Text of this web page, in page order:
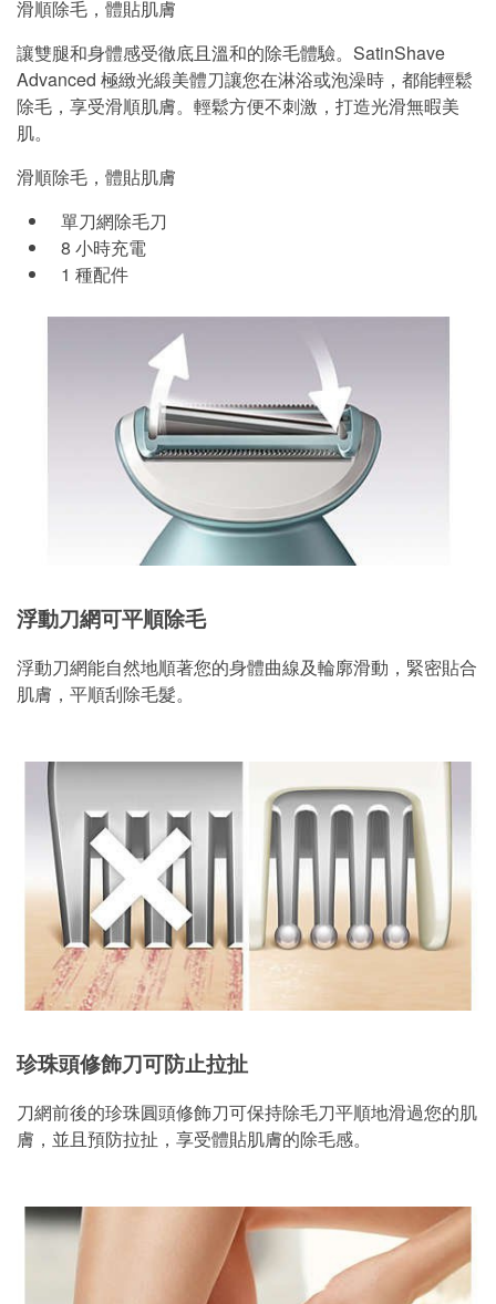
滑順除毛，體貼肌膚
讓雙腿和身體感受徹底且溫和的除毛體驗。SatinShave
Advanced 極緻光緞美體刀讓您在淋浴或泡澡時，都能輕鬆
除毛，享受滑順肌膚。輕鬆方便不刺激，打造光滑無暇美
肌。
滑順除毛，體貼肌膚
單刀網除毛刀
8 小時充電
1 種配件
浮動刀網可平順除毛
浮動刀網能自然地順著您的身體曲線及輪廓滑動，緊密貼合
肌膚，平順刮除毛髮。
珍珠頭修飾刀可防止拉扯
刀網前後的珍珠圓頭修飾刀可保持除毛刀平順地滑過您的肌
膚，並且預防拉扯，享受體貼肌膚的除毛感。